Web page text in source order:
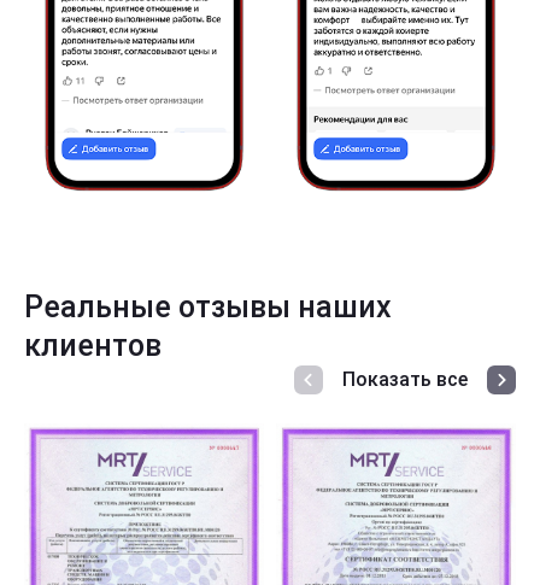
Реальные отзывы наших
клиентов
Показать все